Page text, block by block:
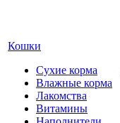
Кошки
Сухие корма
Влажные корма
Лакомства
Витамины